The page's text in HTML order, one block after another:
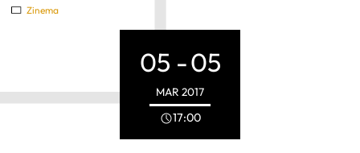
Zinema
05 -05
MAR 2017
17:00